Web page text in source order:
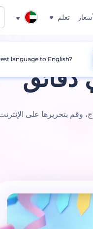
تعلم
بتحريرها على
language to English?